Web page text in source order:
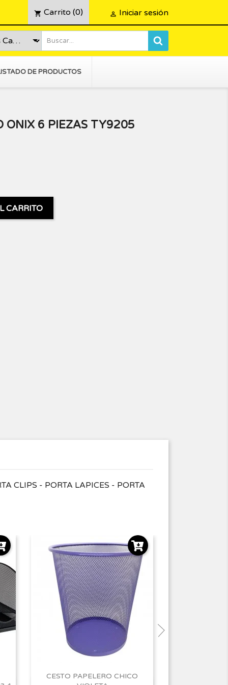
shopping_cart Carrito (0)  Iniciar sesión
DE PRODUCTOS
ONIX 6 PIEZAS TY9205
CARRITO
CLIPS - PORTA LAPICES - PORTA
CESTO PAPELERO CHICO